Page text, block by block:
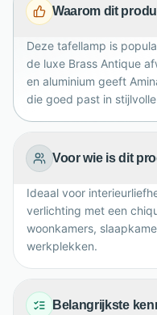
messingkleur prachtig
moderne en design
sfeer, glans en
woonaccessoire voor
Waarom dit
Deze tafellamp is
de luxe Brass Antique
en aluminium geeft
die goed past in
Voor wie is dit
Ideaal voor
verlichting met een
woonkamers,
werkplekken.
Belangrijkste